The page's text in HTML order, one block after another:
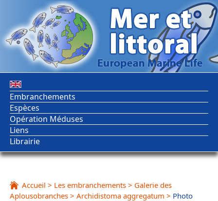
Embranchements
Espèces
Opération Méduses
Liens
Librairie
Accueil > Les embranchements > Galerie des
Aplousobranches > Archidistoma aggregatum > Photo